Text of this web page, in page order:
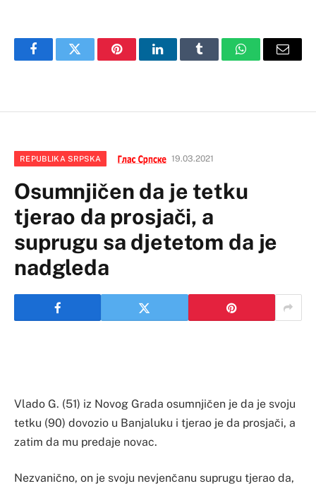
FacebookTwitter PinterestLinkedInTumblr WhatsAppEmail
REPUBLIKA SRPSKA 19.03.2021
Osumnjičen da je tetku
tjerao da prosjači, a
suprugu sa djetetom da je
nadgleda
Vlado G. (51) iz Novog Grada osumnjičen je da je svoju
tetku (90) dovozio u Banjaluku i tjerao je da prosjači, a
zatim da mu predaje novac.
Nezvanično, on je svoju nevjenčanu suprugu tjerao da,